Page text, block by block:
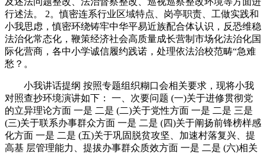
行述法。 2。慎密连系行业区域特点、岗亭职责、工做实践和
小我思虑，慎密环绕铸牢中华平易近族配合体认识，反恐维稳
法治化常态化，鞭策经济社会高质量成长营制市场化法治化国
际化营商，各中小学诚信履约践诺，处理依法治校范畴“急难
愁？。
小我讲话提纲 按照专题组织糊口会相关要求，现将小我
对照查抄环境演讲如下： 一、次要问题 (一)关于进修贯彻党
的立异理论方面 一是 二是 (二)关于党性方面 一是 二是 三是
(三)关于联系办事群众方面 一是 二是 (四)关于阐扬前锋榜样感
化方面 一是 二是 (五)关于巩固脱贫攻坚、加速村落复兴、提
高基 层管理能力、提拔办事群众质效方面 一是 二是 (六)相关